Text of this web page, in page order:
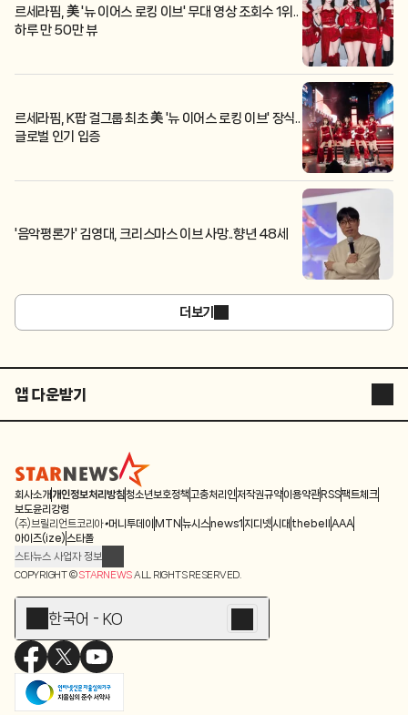
르세라핌, 美 '뉴 이어스 로킹 이브' 무대 영상 조회수 1위..
하루 만 50만 뷰
르세라핌, K팝 걸그룹 최초 美 '뉴 이어스 로킹 이브' 장식..
글로벌 인기 입증
'음악평론가' 김영대, 크리스마스 이브 사망..향년 48세
더보기
앱 다운받기
STARPOLL
회사소개 개인정보처리방침청소년보호정책 고충처리인저작권규약이용약관 RSS팩트체크
보도윤리강령
(주)브릴리언트코리아 머니투데이 MTN 뉴시스news1 지디넷시대 thebell AAA
아이즈(ize) 스타폴
스타뉴스 사업자 정보
주소: 서울시 종로구 청계천로 11(서린동, 청계한국빌딩)
청소년 보호책임자: 문완식
등록번호:서울 아01055
등록일:2009.12.10
제호:스타뉴스
발행일:2009.12.10
전화번호: 02-767-6843ㆍ02-724-0985
COPYRIGHT ©STARNEWSALL RIGHTS RESERVED.
한국어 - KO